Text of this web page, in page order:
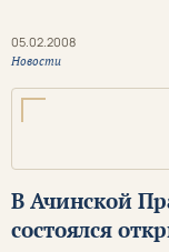
05.02.2008
Новости
В Ачинской
состоялся